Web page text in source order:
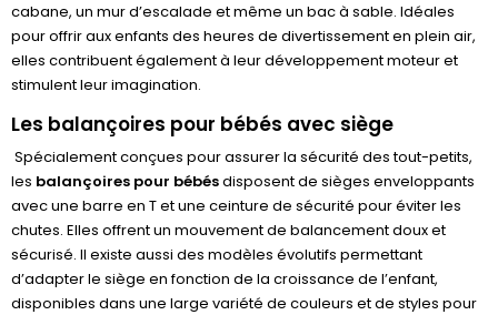
cabane, un mur d’escalade et même un bac à sable. Idéales
pour offrir aux enfants des heures de divertissement en plein air,
elles contribuent également à leur développement moteur et
stimulent leur imagination.
Les balançoires pour bébés avec siège
Spécialement conçues pour assurer la sécurité des tout-petits,
les balançoires pour bébésdisposent de sièges enveloppants
avec une barre en T et une ceinture de sécurité pour éviter les
chutes. Elles offrent un mouvement de balancement doux et
sécurisé. Il existe aussi des modèles évolutifs permettant
d’adapter le siège en fonction de la croissance de l’enfant,
disponibles dans une large variété de couleurs et de styles pour